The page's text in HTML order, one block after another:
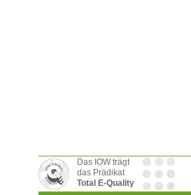
Das IOW trägt
das Prädikat
Total E-Quality